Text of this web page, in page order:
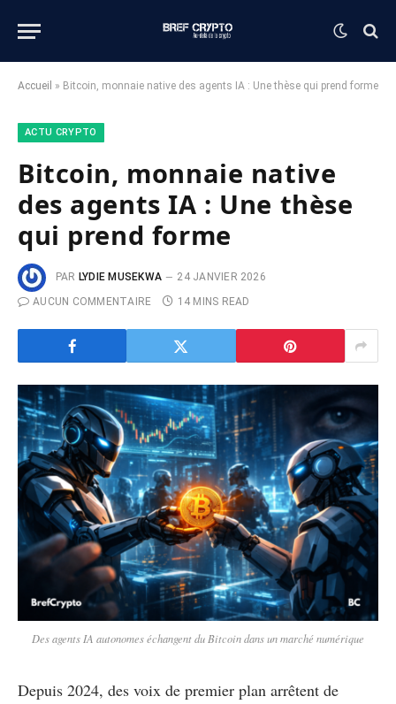
Accueil » Bitcoin, monnaie native des agents IA : Une thèse qui prend forme
ACTU CRYPTO
Bitcoin, monnaie native
des agents IA : Une thèse
qui prend forme
PAR LYDIE MUSEKWA
24 JANVIER 2026
AUCUN COMMENTAIRE
14 MINS READ
Des agents IA autonomes échangent du Bitcoin dans un marché numérique
Depuis 2024, des voix de premier plan arrêtent de